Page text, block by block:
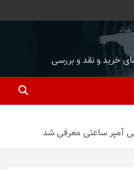
خرید و نقد و بررسی